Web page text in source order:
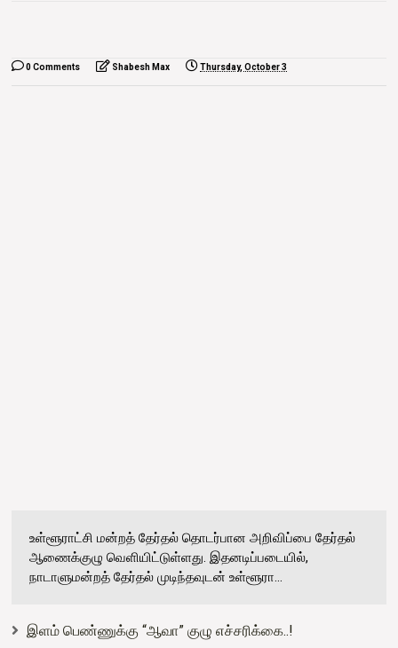
0 Comments Shabesh Max Thursday, October 3
உள்ளூராட்சி மன்றத் தேர்தல் தொடர்பான அறிவிப்பை தேர்தல்
ஆணைக்குழு வெளியிட்டுள்ளது. இதனடிப்படையில்,
நாடாளுமன்றத் தேர்தல் முடிந்தவுடன் உள்ளூரா...
இளம் பெண்ணுக்கு “ஆவா” குழு எச்சரிக்கை..!